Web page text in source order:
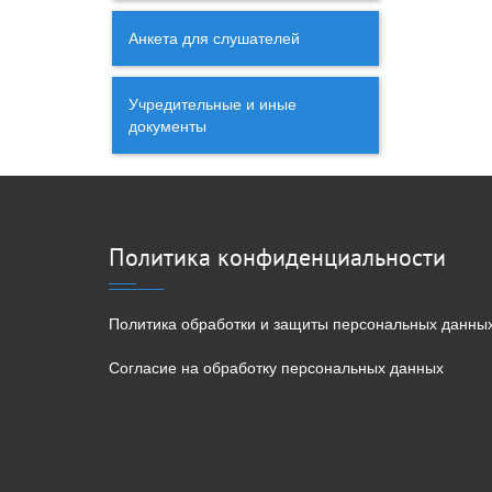
Анкета для слушателей
Учредительные и иные
документы
Политика конфиденциальности
Политика обработки и защиты персональных
Согласие на обработку персональных данных